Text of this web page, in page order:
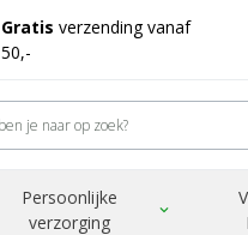
Gratis verzending vanaf
50,-
Persoonlijke
verzorging
expand_more